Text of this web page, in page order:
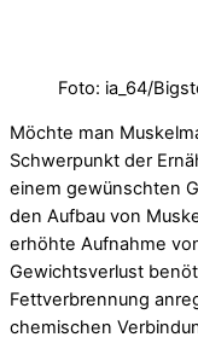
Foto: ia_64/
Möchte man
Schwerpunkt der
einem gewünschten
den Aufbau von
erhöhte Aufnahme
Gewichtsverlust
Fettverbrennung
chemischen